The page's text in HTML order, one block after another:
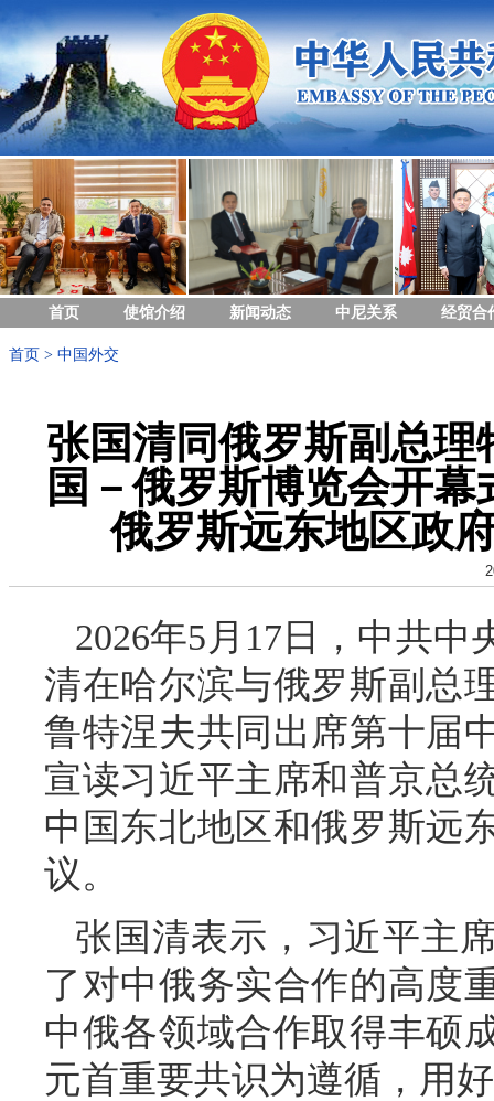
首页 使馆介绍 新闻动态 中尼关系 经贸合
首页 > 中国外交
张国清同俄罗斯副总
国－俄罗斯博览会开
俄罗斯远东地区政
2026年5月17日，中共
清在哈尔滨与俄罗斯副总
鲁特涅夫共同出席第十届
宣读习近平主席和普京总
中国东北地区和俄罗斯远
议。
张国清表示，习近平主
了对中俄务实合作的高度
中俄各领域合作取得丰硕
元首重要共识为遵循，用